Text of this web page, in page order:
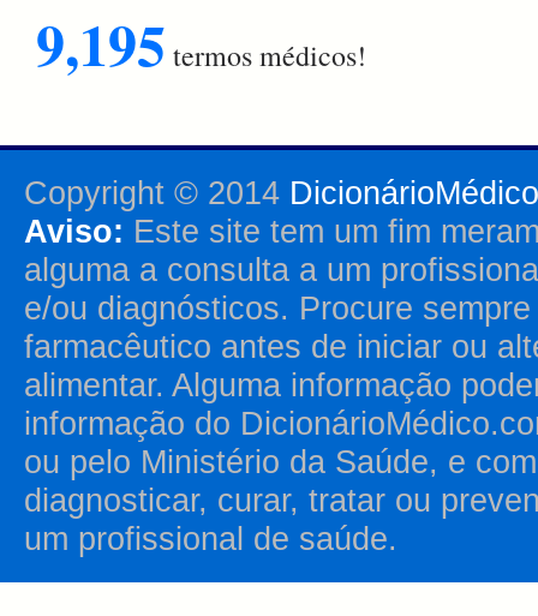
9,195 termos médicos!
Copyright © 2014
Aviso: Este site tem um fim
alguma a consulta a um
e/ou diagnósticos. Procure
farmacêutico antes de iniciar ou
alimentar. Alguma informação
informação do
ou pelo Ministério da Saúde, e
diagnosticar, curar, tratar ou
um profissional de saúde.